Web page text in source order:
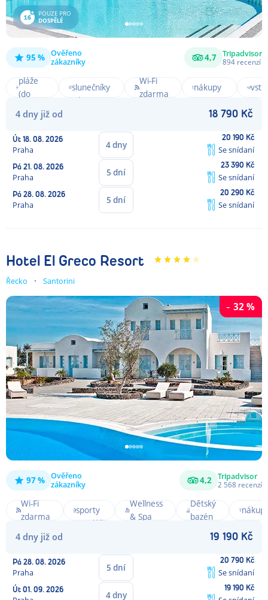
POUZE PRO
DOSPĚLÉ
95 % Ověřeno
zákazníky
4,7 Tripadvisor
894 recenzí
Blízko
pláže
(do
slunečníky
zdarma
Wi-Fi
zdarma
Noční
nákupy
dosah
4dny již od 18 790 Kč
Út18. 08. 2026
Praha 4dny
20 190 Kč
Se snídaní
Pá21. 08. 2026
Praha 5 dní
23 390 Kč
Se snídaní
Pá28. 08. 2026
Praha 5 dní
20 290 Kč
Se snídaní
Hotel El Greco Resort
Řecko Santorini
- 32%
97 % Ověřeno
zákazníky
4,2 Tripadvisor
2 568 recenzí
Wi-Fi
zdarma
sporty
na pláži
Wellness
& Spa
Dětský
bazén
Noční
dosah
4dny již od 19 190 Kč
Pá28. 08. 2026
Praha 5 dní
20 790 Kč
Se snídaní
Út01. 09. 2026 4dny
19 190 Kč